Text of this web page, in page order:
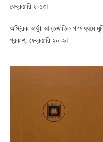
ফেব্রুয়ারি ২০১৩।
অস্ট্রিক আর্যু। আন্তর্জাতিক গণমাধ্যমে
প্রকাশ, ফেব্রুয়ারি ২০০৯।